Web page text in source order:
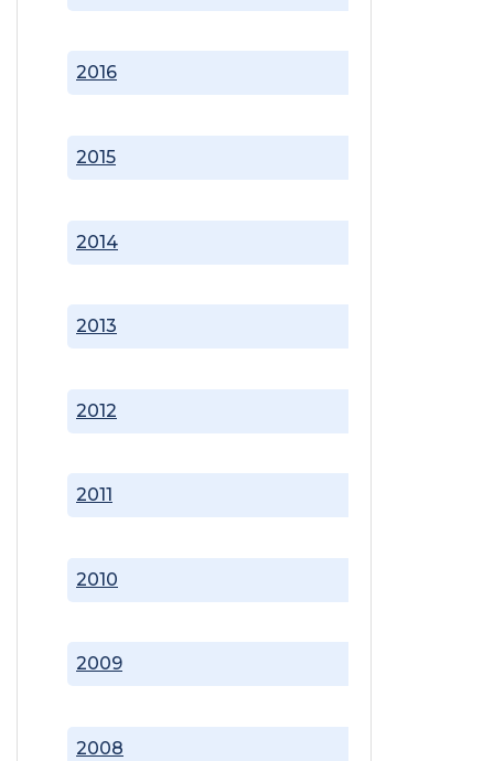
2008
2009
2010
2011
2012
2013
2014
2015
2016